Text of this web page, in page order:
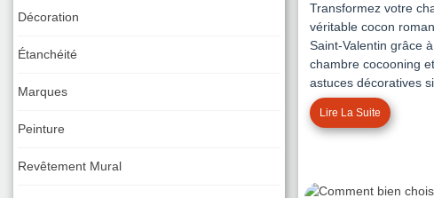
Décoration
Étanchéité
Marques
Peinture
Revêtement Mural
Transformez votre
véritable cocon
Saint-Valentin grâce
chambre cocooning
astuces décoratives
Lire La Suite